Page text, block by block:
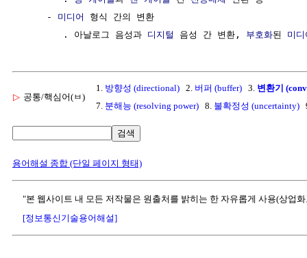
     -
미디어
형식 간의 변환
        . 아날로그 음성과
디지털 음성 간 변환, 부호화된 미디
▷ 공통/핵심어(ㅂ)
1. 방향성 (directional) 2. 버퍼 (buffer) 3. 변환기
7. 분해능 (resolving power) 8. 불확정성 (uncertainty)
검색
용어해설 종합 (단일 페이지 형태)
"본 웹사이트 내 모든 저작물은 원출처를 밝히는 한 자유롭게 사용(상업
[정보통신기술용어해설]